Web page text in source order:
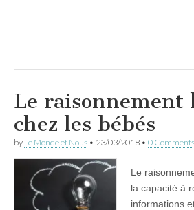
Le raisonnement
chez les bébés
by Le Monde et Nous • 23/03/2018 • 0 Comments
Le
la capacité à
informations